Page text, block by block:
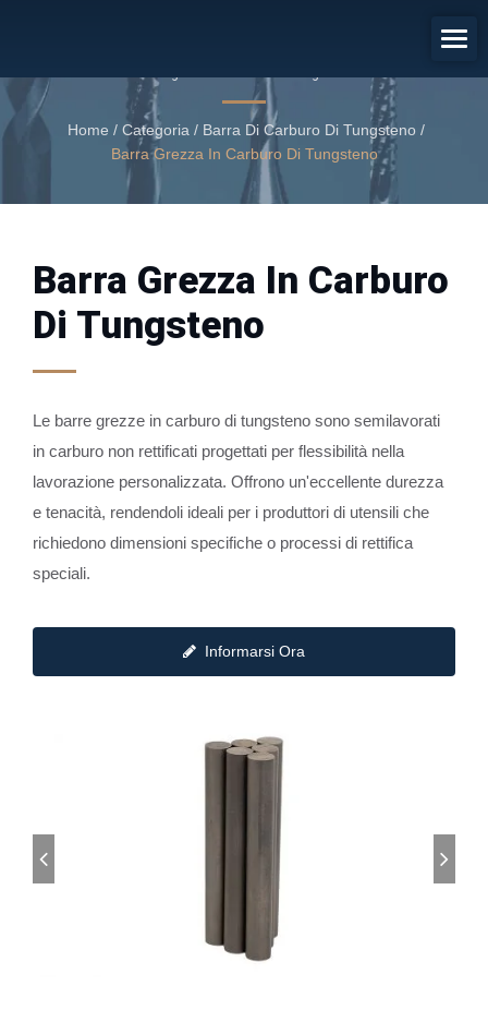
Tungsteno
Home / Categoria / Barra Di Carburo Di Tungsteno /
Barra Grezza In Carburo Di Tungsteno
Barra Grezza In Carburo
Di Tungsteno
Le barre grezze in carburo di tungsteno sono semilavorati
in carburo non rettificati progettati per flessibilità nella
lavorazione personalizzata. Offrono un'eccellente durezza
e tenacità, rendendoli ideali per i produttori di utensili che
richiedono dimensioni specifiche o processi di rettifica
speciali.
Informarsi Ora